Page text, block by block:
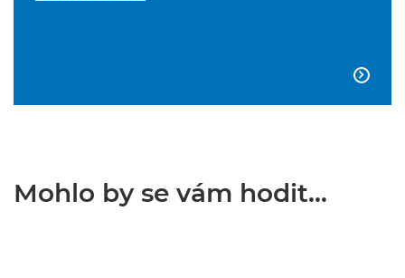

Mohlo by se vám hodit...